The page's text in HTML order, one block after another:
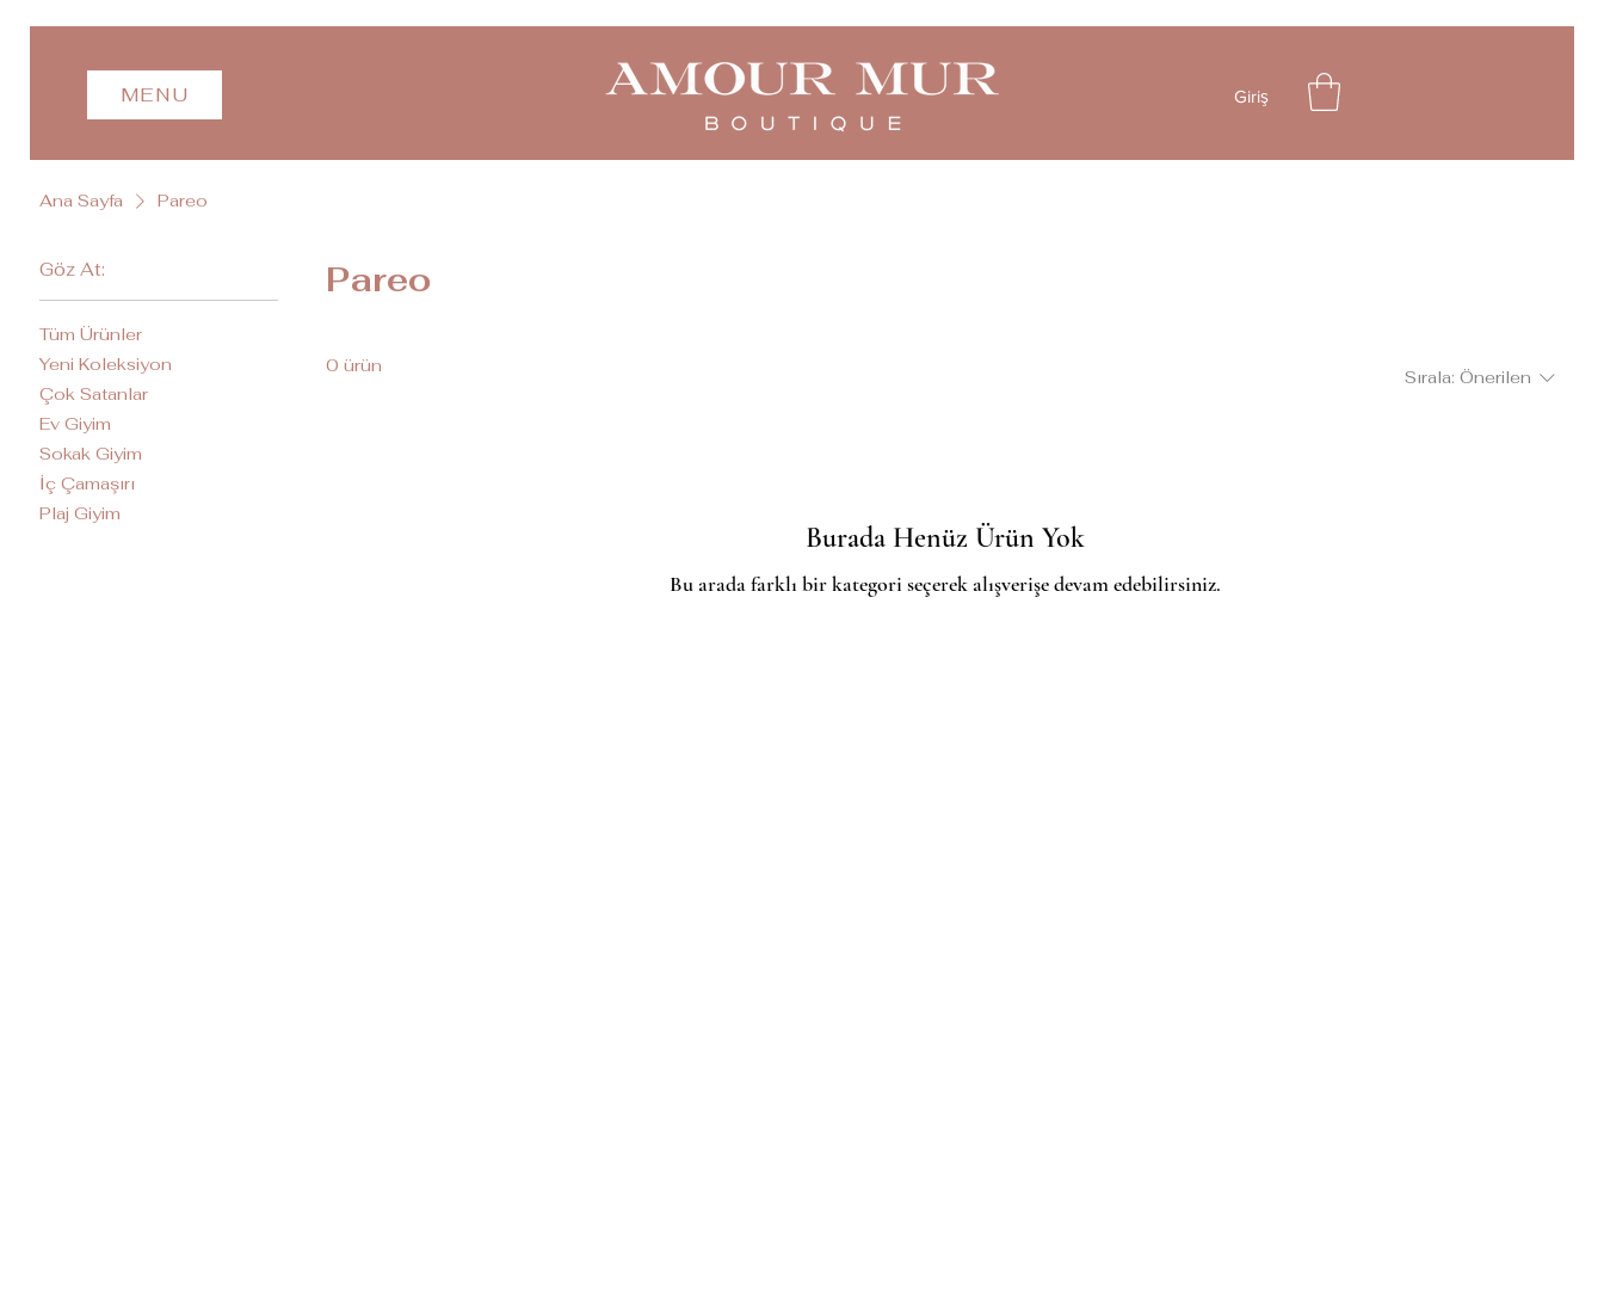
MENU Giriş
Ana Sayfa Pareo
Göz At:
Tüm Ürünler
Yeni Koleksiyon
Çok Satanlar
Ev Giyim
Sokak Giyim
İç Çamaşırı
Plaj Giyim
Pareo
0 ürün
Sırala: Önerilen
Burada Henüz Ürün Yok
Bu arada farklı bir kategori seçerek alışverişe devam edebilirsiniz.